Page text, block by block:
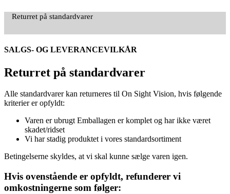
Returret på standardvarer
SALGS- OG LEVERANCEVILKÅR
Returret på standardvarer
Alle standardvarer kan returneres til On Sight Vision, hvis følgende
kriterier er opfyldt:
Varen er ubrugt Emballagen er komplet og har ikke været
skadet/ridset
Vi har stadig produktet i vores standardsortiment
Betingelserne skyldes, at vi skal kunne sælge varen igen.
Hvis ovenstående er opfyldt, refunderer vi
omkostningerne som følger: